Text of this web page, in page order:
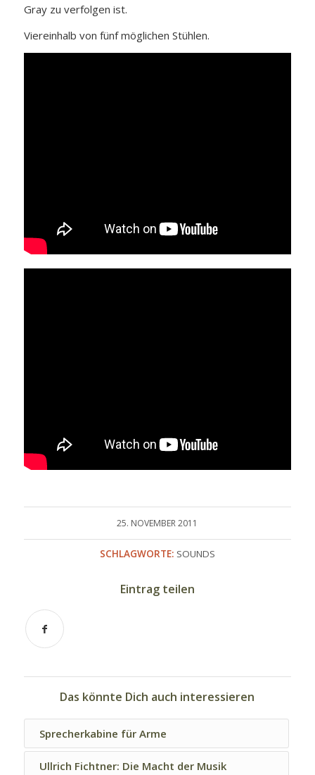
Gray zu verfolgen ist.
Viereinhalb von fünf möglichen Stühlen.
25. NOVEMBER 2011
SCHLAGWORTE: SOUNDS
Eintrag teilen
Das könnte Dich auch interessieren
Sprecherkabine für Arme
Ullrich Fichtner: Die Macht der Musik